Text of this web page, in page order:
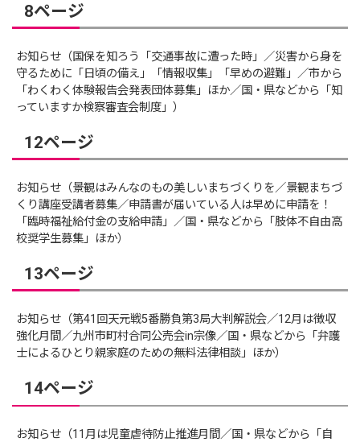
8ページ
お知らせ（国保を知ろう「交通事故に遭った時」／災害から身を
守るために「日頃の備え」「情報収集」「早めの避難」／市から
「わくわく体験報告会発表団体募集」ほか／国・県などから「知
っていますか検察審査会制度」）
12ページ
お知らせ（景観はみんなのもの美しいまちづくりを／景観まちづ
くり講座受講者募集／申請書が届いている人は早めに申請を！
「臨時福祉給付金の支給申請」／国・県などから「肢体不自由高
校奨学生募集」ほか）
13ページ
お知らせ（第41回天元戦5番勝負第3局大判解説会／12月は徴収
強化月間／九州市町村合同公売会in宗像／国・県などから「弁護
士によるひとり親家庭のための無料法律相談」ほか）
14ページ
お知らせ（11月は児童虐待防止推進月間／国・県などから「自